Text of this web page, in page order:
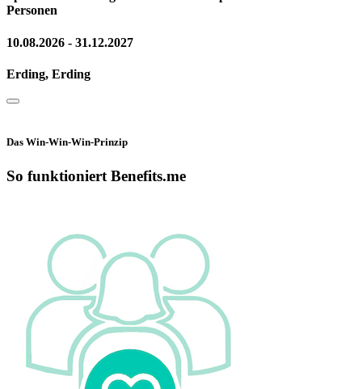
Personen
10.08.2026 - 31.12.2027
Erding, Erding
Das Win-Win-Win-Prinzip
So funktioniert Benefits.me